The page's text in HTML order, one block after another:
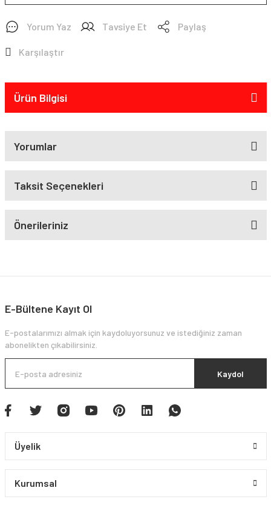
Yorum Yaz Tavsiye Et Paylaş
Karşılaştır
Ürün Bilgisi
Yorumlar
Taksit Seçenekleri
Önerileriniz
E-Bültene Kayıt Ol
E-postalarımızı almak için kaydoluyorsunuz ve istediğiniz zaman
abonelikten çıkabilirsiniz.
Kaydol
Üyelik
Kurumsal